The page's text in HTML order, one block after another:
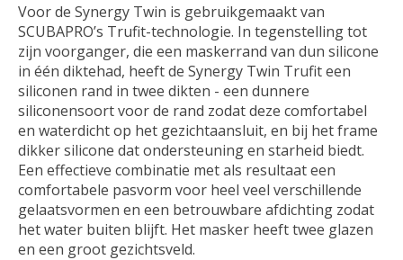
Voor de Synergy Twin is gebruikgemaakt van
SCUBAPRO’s Trufit-technologie. In tegenstelling tot
zijn voorganger, die een maskerrand van dun silicone
in één diktehad, heeft de Synergy Twin Trufit een
siliconen rand in twee dikten - een dunnere
siliconensoort voor de rand zodat deze comfortabel
en waterdicht op het gezichtaansluit, en bij het frame
dikker silicone dat ondersteuning en starheid biedt.
Een effectieve combinatie met als resultaat een
comfortabele pasvorm voor heel veel verschillende
gelaatsvormen en een betrouwbare afdichting zodat
het water buiten blijft. Het masker heeft twee glazen
en een groot gezichtsveld.